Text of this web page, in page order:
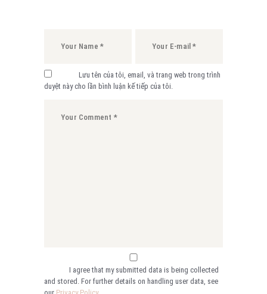
Lưu tên của tôi, email, và trang web trong trình
duyệt này cho lần bình luận kế tiếp của tôi.
I agree that my submitted data is being collected
and stored. For further details on handling user data, see